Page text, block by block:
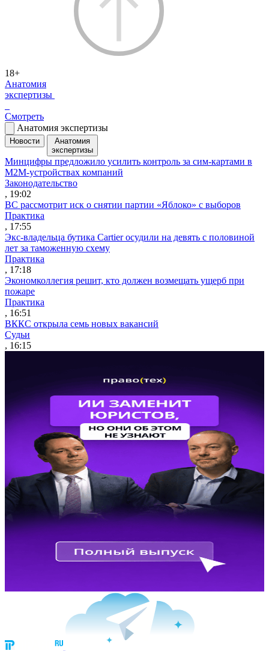
18+
Анатомия
экспертизы
Смотреть
Анатомия экспертизы
Новости
Анатомия
экспертизы
Минцифры предложило усилить контроль за сим-картами в
M2M-устройствах компаний
Законодательство
, 19:02
ВС рассмотрит иск о снятии партии «Яблоко» с выборов
Практика
, 17:55
Экс-владельца бутика Cartier осудили на девять с половиной
лет за таможенную схему
Практика
, 17:18
Экономколлегия решит, кто должен возмещать ущерб при
пожаре
Практика
, 16:51
ВККС открыла семь новых вакансий
Судьи
, 16:15